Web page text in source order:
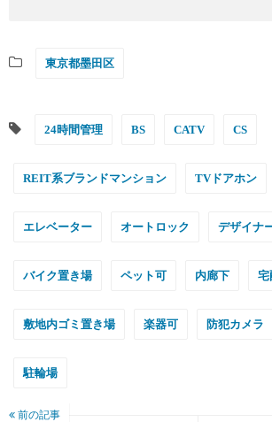
東京都墨田区
24時間管理 BS CATV CS
REIT系ブランドマンション TVドアホン
エレベーター オートロック デザイナ
バイク置き場 ペット可 内廊下 宅
敷地内ゴミ置き場 楽器可 防犯カメラ
駐輪場
前の記事